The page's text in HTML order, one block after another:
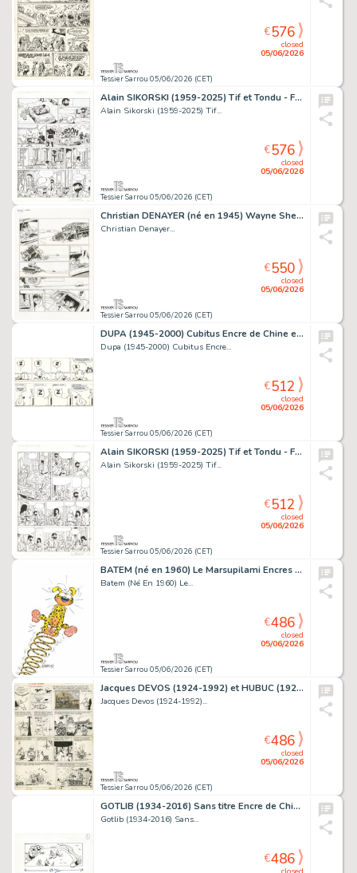
Tessier Sarrou 05/06/2026 (CET)
closed
05/06/2026
€576
Alain SIKORSKI (1959-2025) Tif et Tondu - Fort Cigogne Encre...
Alain Sikorski (1959-2025) Tif...
Tessier Sarrou 05/06/2026 (CET)
closed
05/06/2026
€576
Christian DENAYER (né en 1945) Wayne Shelton - La rançon Encre...
Christian Denayer...
Tessier Sarrou 05/06/2026 (CET)
closed
05/06/2026
€550
DUPA (1945-2000) Cubitus Encre de Chine et crayon bleu...
Dupa (1945-2000) Cubitus Encre...
Tessier Sarrou 05/06/2026 (CET)
closed
05/06/2026
€512
Alain SIKORSKI (1959-2025) Tif et Tondu - Fort Cigogne Encre...
Alain Sikorski (1959-2025) Tif...
Tessier Sarrou 05/06/2026 (CET)
closed
05/06/2026
€512
BATEM (né en 1960) Le Marsupilami Encres de couleur...
Batem (Né En 1960) Le...
Tessier Sarrou 05/06/2026 (CET)
closed
05/06/2026
€486
Jacques DEVOS (1924-1992) et HUBUC (1926-1970) Victor...
Jacques Devos (1924-1992)...
Tessier Sarrou 05/06/2026 (CET)
closed
05/06/2026
€486
GOTLIB (1934-2016) Sans titre Encre de Chine sur papier...
Gotlib (1934-2016) Sans...
€486